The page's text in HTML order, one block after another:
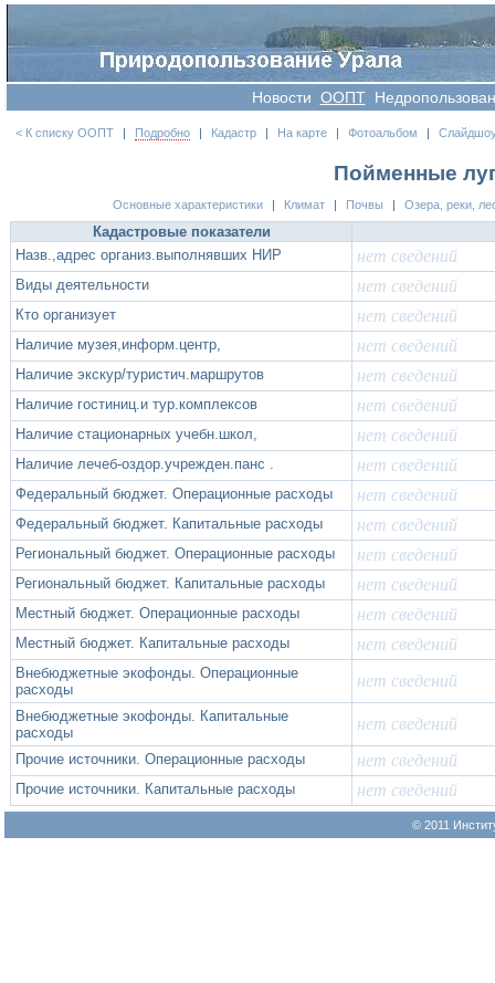
Новости OOПT
< К списку ООПТ | Подробно | Кадастр | На карте | Фотоальбом |
Пойменные
Основные характеристики Климат Почвы Озера, реки,
Кадастровые показатели
Назв.,адрес организ.выполнявших НИР
нет сведений
Виды деятельности нет сведений
Кто организует нет сведений
Наличие музея,информ.центр, нет сведений
Наличие экскур/туристич.маршрутов нет сведений
Наличие гостиниц.и тур.комплексов нет сведений
Наличие стационарных учебн.школ, нет сведений
Наличие лечеб-оздор.учрежден.панс . нет сведений
Федеральный бюджет. Операционные расходы нет сведений
Федеральный бюджет. Капитальные расходы нет сведений
Региональный бюджет. Операционные расходы нет сведений
Региональный бюджет. Капитальные расходы нет сведений
Местный бюджет. Операционные расходы нет сведений
Местный бюджет. Капитальные расходы нет сведений
Внебюджетные экофонды. Операционные
расходы
нет сведений
Внебюджетные экофонды. Капитальные
расходы
нет сведений
Прочие источники. Операционные расходы нет сведений
Прочие источники. Капитальные расходы нет сведений
© 2011